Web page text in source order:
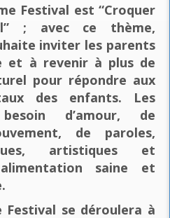
Festival est “Croquer
; avec ce thème,
inviter les parents
et à revenir à plus de
pour répondre aux
des enfants. Les
d’amour, de
de paroles,
artistiques et
saine et
Festival se déroulera à